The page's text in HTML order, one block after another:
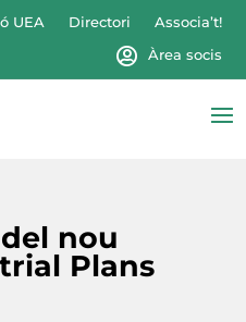
UEA Directori
Associa’t!
Àrea socis
nou
Plans